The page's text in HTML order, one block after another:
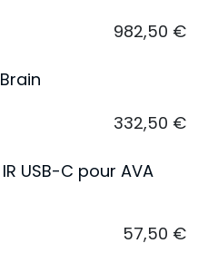
982,50 €
332,50 €
USB-C pour AVA
57,50 €